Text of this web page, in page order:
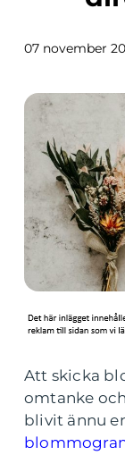
07 november
Att skicka
omtanke
blivit ännu